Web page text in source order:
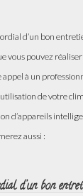
d’un bon
vous pouvez
à un
de votre
d’appareils
aussi :
d’un bon